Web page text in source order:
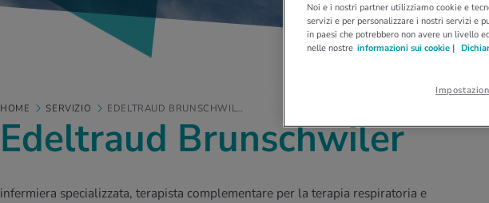
HOME SERVIZIO EDELTRAUD BRUNSCHWIL…
Edeltraud Brunschwiler
infermiera specializzata, terapista complementare per la terapia respiratoria e
Noi e i nostri partner utilizziamo cookie e
servizi e per personalizzare i nostri servizi e
in paesi che potrebbero non avere un livello
nelle nostre informazioni sui cookie |